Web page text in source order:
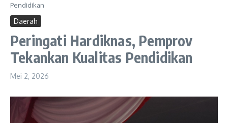
Pendidikan
Daerah
Peringati Hardiknas, Pemprov
Tekankan Kualitas Pendidikan
Mei 2, 2026